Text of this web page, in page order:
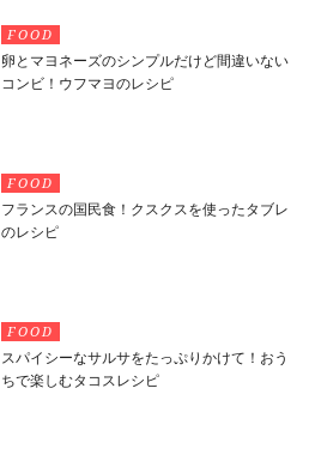
FOOD
卵とマヨネーズのシンプルだけど間違いない
コンビ！ウフマヨのレシピ
FOOD
フランスの国民食！クスクスを使ったタブレ
のレシピ
FOOD
スパイシーなサルサをたっぷりかけて！おう
ちで楽しむタコスレシピ